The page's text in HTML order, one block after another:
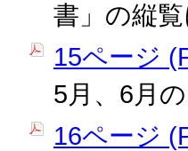
書」の縦
15ページ
5月、6月
16ページ